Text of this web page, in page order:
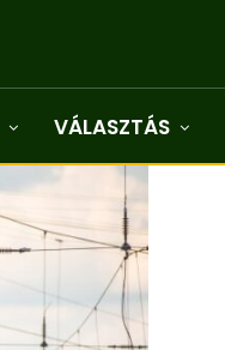
VÁLASZTÁS